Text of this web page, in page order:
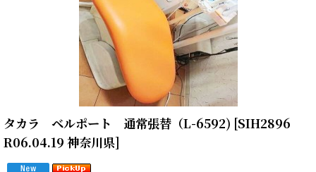
タカラ ベルポート 通常張替（L-6592) [SIH2896
R06.04.19 神奈川県]